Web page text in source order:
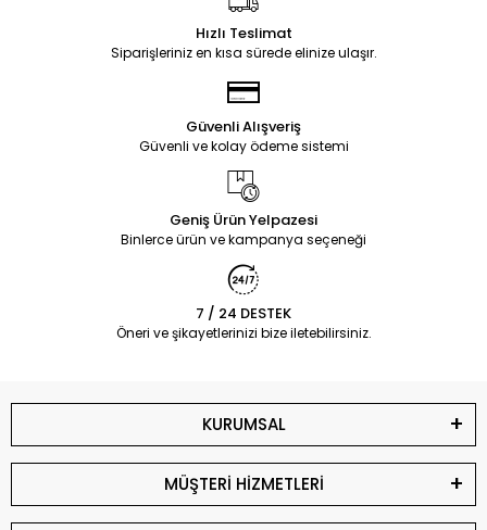
Hızlı Teslimat
Siparişleriniz en kısa sürede elinize ulaşır.
Güvenli Alışveriş
Güvenli ve kolay ödeme sistemi
Geniş Ürün Yelpazesi
Binlerce ürün ve kampanya seçeneği
7 / 24 DESTEK
Öneri ve şikayetlerinizi bize iletebilirsiniz.
KURUMSAL
MÜŞTERİ HİZMETLERİ